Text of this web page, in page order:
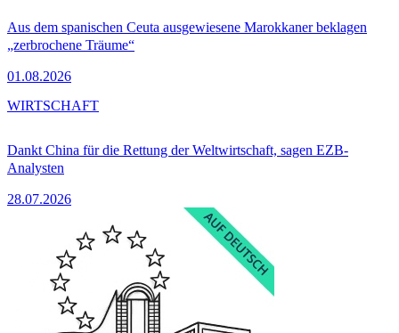
Aus dem spanischen Ceuta ausgewiesene Marokkaner beklagen
„zerbrochene Träume“
01.08.2026
Dankt China für die Rettung der Weltwirtschaft, sagen EZB-
Analysten
28.07.2026
WIRTSCHAFT